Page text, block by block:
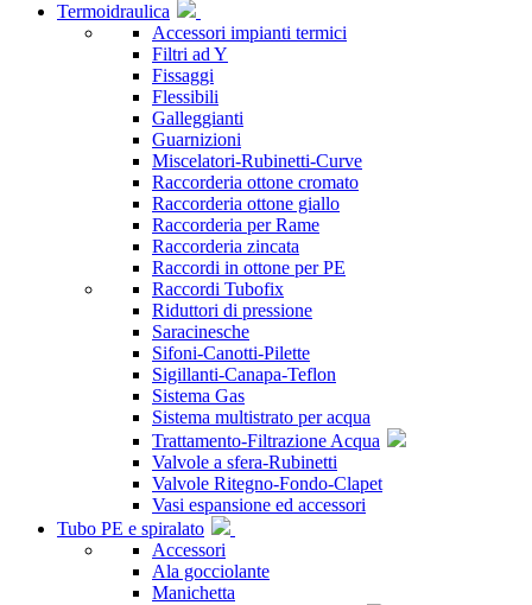
Termoidraulica
Accessori impianti termici
Filtri ad Y
Fissaggi
Flessibili
Galleggianti
Guarnizioni
Miscelatori-Rubinetti-Curve
Raccorderia ottone cromato
Raccorderia ottone giallo
Raccorderia per Rame
Raccorderia zincata
Raccordi in ottone per PE
Raccordi Tubofix
Riduttori di pressione
Saracinesche
Sifoni-Canotti-Pilette
Sigillanti-Canapa-Teflon
Sistema Gas
Sistema multistrato per acqua
Trattamento-Filtrazione Acqua
Valvole a sfera-Rubinetti
Valvole Ritegno-Fondo-Clapet
Vasi espansione ed accessori
Tubo PE e spiralato
Accessori
Ala gocciolante
Manichetta